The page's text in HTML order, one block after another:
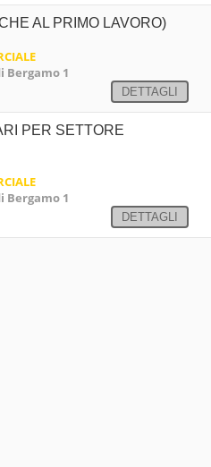
AL PRIMO LAVORO)
Bergamo 1
DETTAGLI
PER SETTORE
Bergamo 1
DETTAGLI